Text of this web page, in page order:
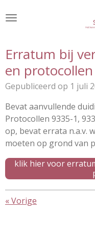
direct
hoofdinhoud
Erratum bij
en protocollen
Gepubliceerd op 1 juli
Bevat aanvullende
Protocollen 9335-1,
op, bevat errata n.a.v.
moeten op grond van
klik hier voor
«Vorige